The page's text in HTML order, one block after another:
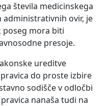
števila medicinskega
ovir, je
poseg mora biti
presoje.
ureditve
do proste izbire
sodišče v odločbi
nanaša tudi na